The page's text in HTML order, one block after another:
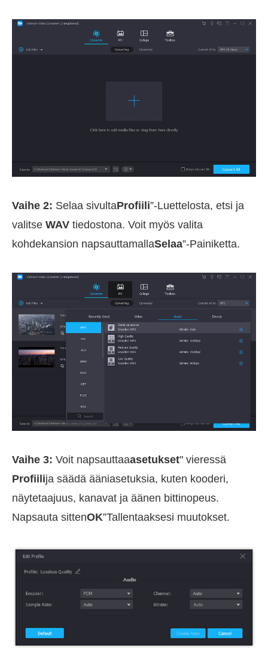
Vaihe 2: Selaa sivultaProfiili”-Luettelosta, etsi ja
valitse WAV tiedostona. Voit myös valita
kohdekansion napsauttamallaSelaa”-Painiketta.
Vaihe 3: Voit napsauttaaasetukset" vieressä
Profiilija säädä ääniasetuksia, kuten kooderi,
näytetaajuus, kanavat ja äänen bittinopeus.
Napsauta sittenOK”Tallentaaksesi muutokset.